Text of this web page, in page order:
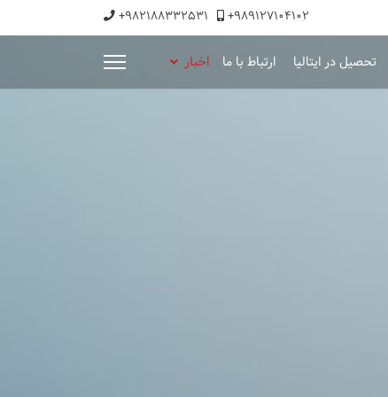
+982188332531 +989127104102
تحصیل در ایتالیا ارتباط با ما اخبار